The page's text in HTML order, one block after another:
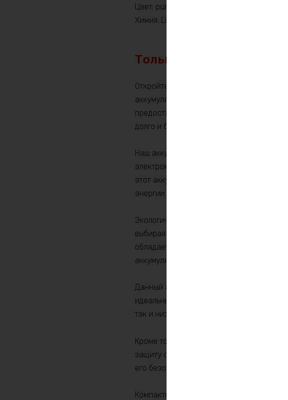
Цвет: purple
Химия: LiFePO4
Только по предзаказу –
Откройте новую главу в вашем
аккумулятором LiFePO4! С напряжением
предоставляет вам энергию до 2160Вт
долго и бесперебойно.
Наш аккумулятор LiFePO4 36v320ah
электромобиль, солнечная
этот аккумулятор обеспечит
энергии и низким саморазрядом, он
Экологически чистая технология
выбирая аккумулятор, который не
обладает более длительным сроком
аккумуляторами.
Данный аккумулятор может
идеальным для использования в
так и низкие температуры, сохраняя при
Кроме того, аккумулятор оснащен
защиту от перезаряда, глубокого
его безопасность и удлиняет срок службы.
Компактный и легкий по сравнению с